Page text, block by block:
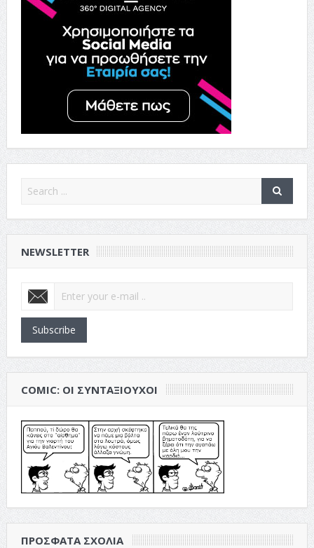
NEWSLETTER
Subscribe
COMIC: ΟΙ ΣΥΝΤΑΞΙΟΎΧΟΙ
ΠΡΌΣΦΑΤΑ ΣΧΌΛΙΑ